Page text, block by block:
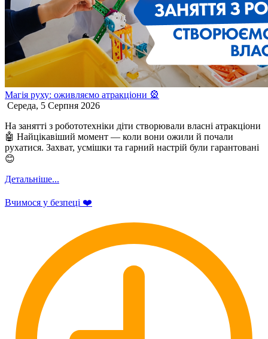
Магія руху: оживляємо атракціони 🎡
Середа, 5 Серпня 2026
На занятті з робототехніки діти створювали власні атракціони
🤖 Найцікавіший момент — коли вони ожили й почали
рухатися. Захват, усмішки та гарний настрій були гарантовані
😊
Детальніше...
Вчимося у безпеці ❤️